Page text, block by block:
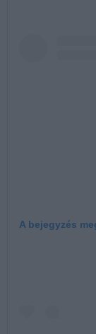
A bejegyzés